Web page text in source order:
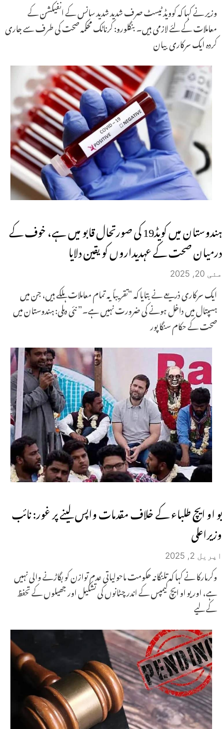
وزیر نے کہا کہ کوویڈ ٹیسٹ صرف شدید شدید سانس کے انفیکشن کے
معاملات کے لئے لازمی ہیں۔ بنگلورو: کرناٹک محکمہ صحت کی طرف سے جاری
کردہ ایک سرکاری بیان
ہندوستان میں کویڈ19 کی صورتحال قابو میں ہے، خوف کے
درمیان صحت کے عہدیداروں کو یقین دلایا
مئی 20, 2025
ایک سرکاری ذریعے نے بتایا کہ “تقریباً یہ تمام معاملات ہلکے ہیں، جن میں
ہسپتال میں داخل ہونے کی ضرورت نہیں ہے۔” نئی دہلی: ہندوستان میں
صحت کے حکام سنگاپور
یو او ایچ طلباء کے خلاف مقدمات واپس لینے پر غور: نائب
وزیراعلی
اپریل 2, 2025
وکرمارکا نے کہا کہ تلنگانہ حکومت ماحولیاتی عدم توازن کو بگاڑنے والی نہیں
ہے، اور یو او ایچ کیمپس کے اندر چٹانوں کی تشکیل اور جھیلوں کے تحفظ
کے لیے